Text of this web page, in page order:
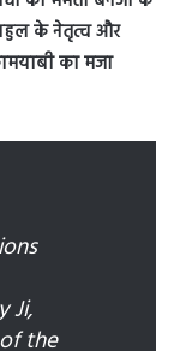
के नेतृत्व और
का मजा
Ji,
the